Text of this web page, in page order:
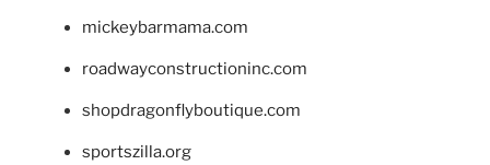
mickeybarmama.com
roadwayconstructioninc.com
shopdragonflyboutique.com
sportszilla.org